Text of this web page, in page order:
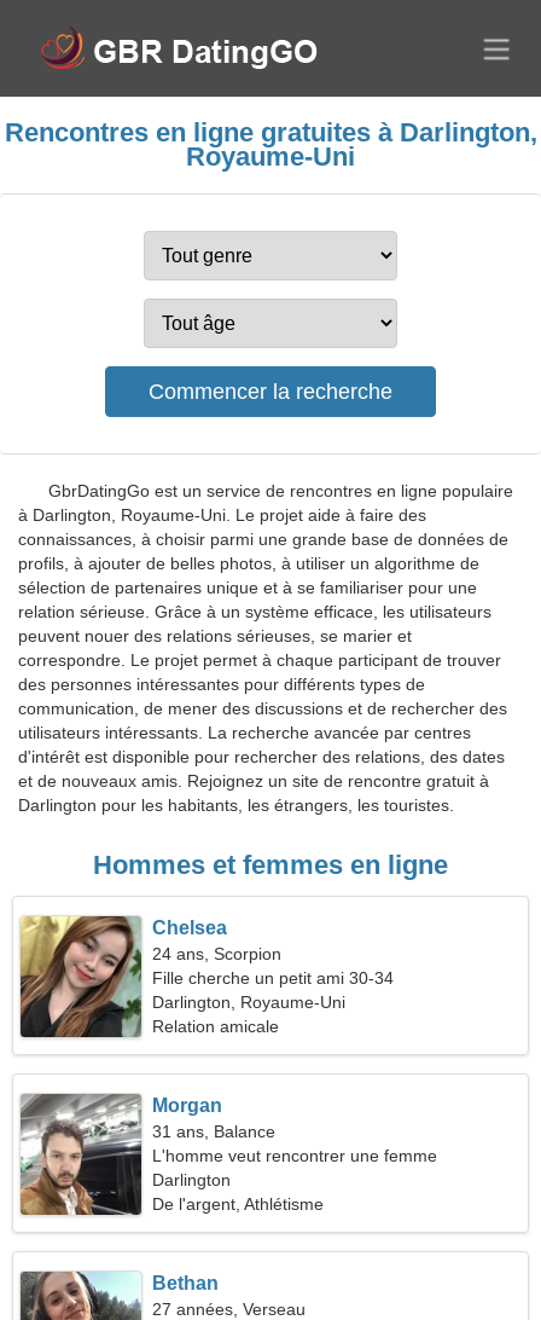
Rencontres en ligne gratuites à Darlington,
Royaume-Uni
GbrDatingGo est un service de rencontres en ligne populaire
à Darlington, Royaume-Uni. Le projet aide à faire des
connaissances, à choisir parmi une grande base de données de
profils, à ajouter de belles photos, à utiliser un algorithme de
sélection de partenaires unique et à se familiariser pour une
relation sérieuse. Grâce à un système efficace, les utilisateurs
peuvent nouer des relations sérieuses, se marier et
correspondre. Le projet permet à chaque participant de trouver
des personnes intéressantes pour différents types de
communication, de mener des discussions et de rechercher des
utilisateurs intéressants. La recherche avancée par centres
d'intérêt est disponible pour rechercher des relations, des dates
et de nouveaux amis. Rejoignez un site de rencontre gratuit à
Darlington pour les habitants, les étrangers, les touristes.
Hommes et femmes en ligne
Chelsea
24 ans, Scorpion
Fille cherche un petit ami 30-34
Darlington, Royaume-Uni
Relation amicale
Morgan
31 ans, Balance
L'homme veut rencontrer une femme
Darlington
De l'argent, Athlétisme
Bethan
27 années, Verseau